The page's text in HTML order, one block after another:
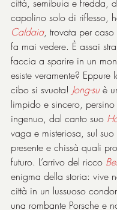
città, semibuia e fredda,
capolino solo di riflesso,
Caldaia, trovata per
fa mai vedere. È assai
faccia a sparire in un
esiste veramente?
cibo si svuota! Jong-su è
limpido e sincero, persino
ingenuo, dal canto suo
vaga e misteriosa, sul suo
presente e chissà quali
futuro. L’arrivo del ricco
enigma della storia: vive
città in un lussuoso
una rombante Porsche e